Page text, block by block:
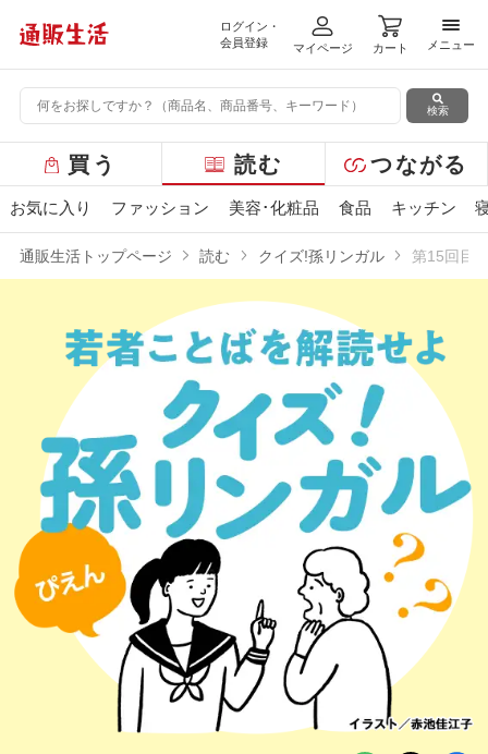
ログイン・
会員登録
マイページ カート
メニ
メニュー
検索
ー
バ
買う 読む つながる
お気に入り ファッション 美容･化粧品 食品 キッチン
通販生活トップページ 読む クイズ!孫リンガル 第15回目